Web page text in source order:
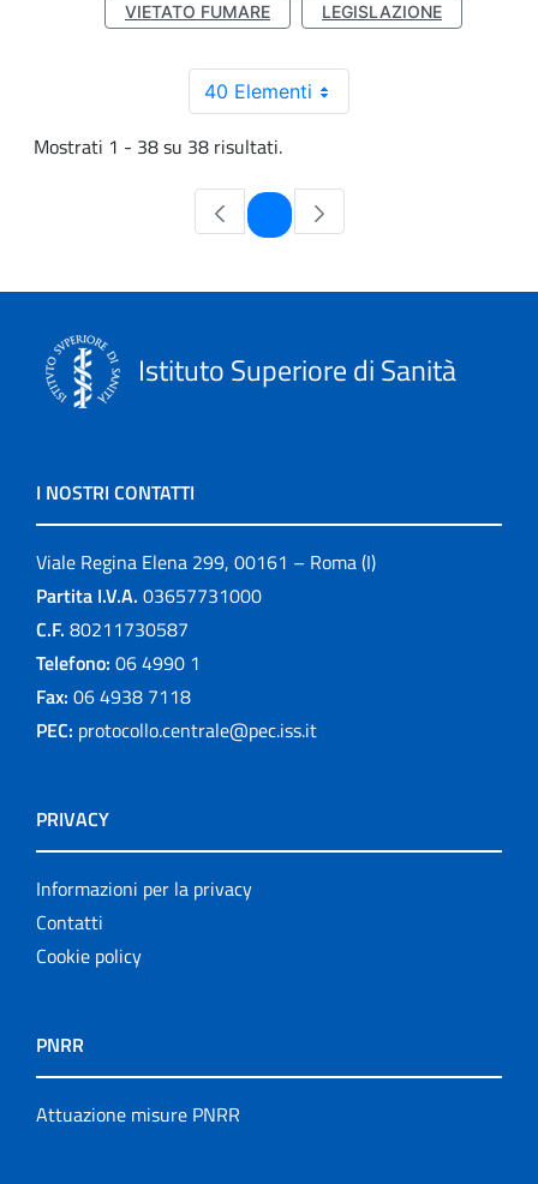
VIETATO FUMARE
LEGISLAZIONE
40 Elementi
Mostrati 1 - 38 su 38 risultati.
Pagina
Istituto Superiore di Sanità
I NOSTRI CONTATTI
Viale Regina Elena 299, 00161 – Roma (I)
Partita I.V.A. 03657731000
C.F. 80211730587
Telefono: 06 4990 1
Fax: 06 4938 7118
PEC: protocollo.centrale@pec.iss.it
PRIVACY
Informazioni per la privacy
Contatti
Cookie policy
PNRR
Attuazione misure PNRR